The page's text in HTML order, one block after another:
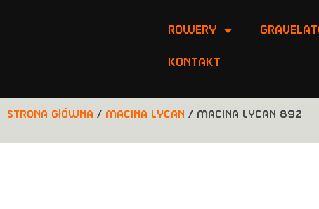
ROWERY
Kontakt
Strona główna / Macina Lycan / MACINA LYCAN 892